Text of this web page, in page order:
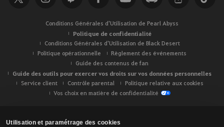
Utilisation et paramétrage des cookies
Conditions Générales d'Utilisation de Pearl Abyss
Politique de confidentialité
Conditions Générales d'Utilisation de Black Desert
Politique opérationnelle
Règlement des événements
Guide des contenus de fan
Guide des outils pour exercer vos droits sur vos données personnelles
Service client Contrôle parental
Politique relative aux cookies
Vos choix en matière de confidentialité